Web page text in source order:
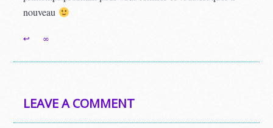
nouveau
↩ ∞
LEAVE A COMMENT